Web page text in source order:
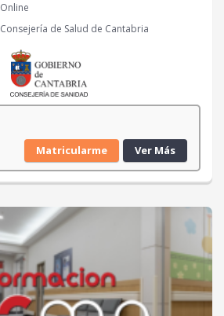
Online
Consejería de Salud de Cantabria
Matricularme Ver Más